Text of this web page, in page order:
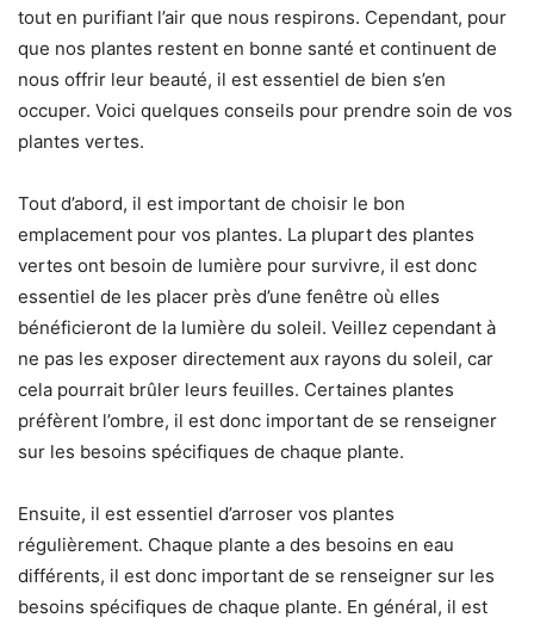
tout en purifiant l’air que nous respirons. Cependant, pour
que nos plantes restent en bonne santé et continuent de
nous offrir leur beauté, il est essentiel de bien s’en
occuper. Voici quelques conseils pour prendre soin de vos
plantes vertes.
Tout d’abord, il est important de choisir le bon
emplacement pour vos plantes. La plupart des plantes
vertes ont besoin de lumière pour survivre, il est donc
essentiel de les placer près d’une fenêtre où elles
bénéficieront de la lumière du soleil. Veillez cependant à
ne pas les exposer directement aux rayons du soleil, car
cela pourrait brûler leurs feuilles. Certaines plantes
préfèrent l’ombre, il est donc important de se renseigner
sur les besoins spécifiques de chaque plante.
Ensuite, il est essentiel d’arroser vos plantes
régulièrement. Chaque plante a des besoins en eau
différents, il est donc important de se renseigner sur les
besoins spécifiques de chaque plante. En général, il est